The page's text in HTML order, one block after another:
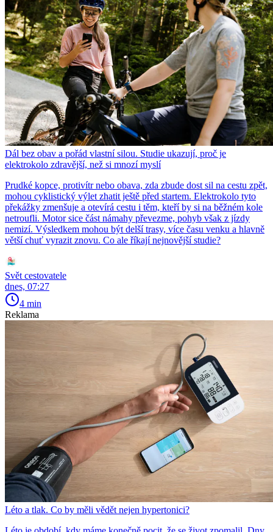
Dál bez obav a pořád vlastní silou. Studie ukazují, proč je
elektrokolo zdravější, než si mnozí myslí
Prudké kopce, protivítr nebo obava, zda zbude dost sil na cestu zpět,
mohou cyklistický výlet zhatit ještě před startem. Elektrokolo tyto
překážky zmenšuje a otevírá cestu i těm, kteří by si na běžném kole
netroufli. Motor sice část námahy převezme, pohyb však z jízdy
nemizí. Výsledkem mohou být delší trasy, více času venku a hlavně
větší chuť vyrazit znovu. Co ale říkají nejnovější studie?
Svět cestovatele
dnes, 07:27
4 min
Reklama
Léto a tlak. Co by měli vědět nejen hypertonici?